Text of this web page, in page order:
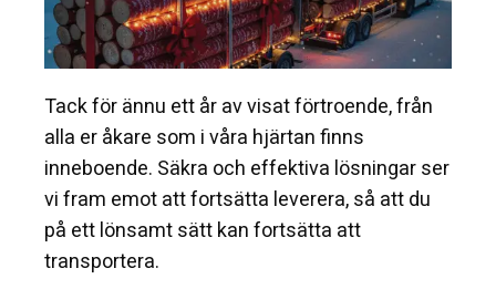
Tack för ännu ett år av visat förtroende, från
alla er åkare som i våra hjärtan finns
inneboende. Säkra och effektiva lösningar ser
vi fram emot att fortsätta leverera, så att du
på ett lönsamt sätt kan fortsätta att
transportera.